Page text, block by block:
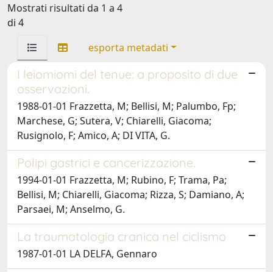
Mostrati risultati da 1 a 4
di 4
esporta metadati
I leiomiomi del tenue: a proposito di due
osservazioni.
1988-01-01 Frazzetta, M; Bellisi, M; Palumbo, Fp;
Marchese, G; Sutera, V; Chiarelli, Giacoma;
Rusignolo, F; Amico, A; DI VITA, G.
Polipi gastrici e cancerizzazione.
1994-01-01 Frazzetta, M; Rubino, F; Trama, Pa;
Bellisi, M; Chiarelli, Giacoma; Rizza, S; Damiano, A;
Parsaei, M; Anselmo, G.
La traumatologia cranica nel ciclismo
1987-01-01 LA DELFA, Gennaro